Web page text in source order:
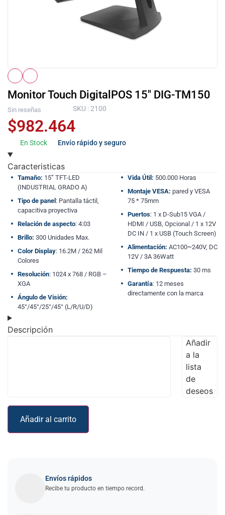
Monitor Touch DigitalPOS 15″ DIG-TM150
Sin reseñas SKU : 2100
$982.464
En Stock Envío rápido y seguro
Caracteristicas
Tamaño: 15” TFT-LED
(INDUSTRIAL GRADO A)
Tipo de panel : Pantalla táctil,
capacitiva proyectiva
Relación de aspecto: 4:03
Brillo: 300 Unidades Max.
Color Display: 16.2M / 262 Mil
Colores
Resolución: 1024 x 768 / RGB –
XGA
Ángulo de Visión:
45°/45°/25°/45° (L/R/U/D)
Vida Útil: 500.000 Horas
Montaje VESA: pared y VESA
75 * 75mm
Puertos: 1 x D-Sub15 VGA /
HDMI / USB, Opcional / 1 x 12V
DC IN / 1 x USB (Touch Screen)
Alimentación: AC100~240V, DC
12V / 3A 36Watt
Tiempo de Respuesta: 30 ms
Garantía: 12 meses
directamente con la marca
Descripción
Añadir al carrito
Añadir
a la
lista
de
deseos
Envíos rápidos
Recibe tu producto en tiempo record.